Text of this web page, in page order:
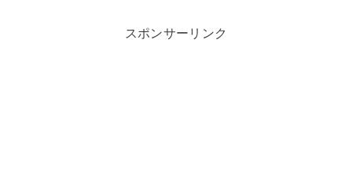
スポンサーリンク